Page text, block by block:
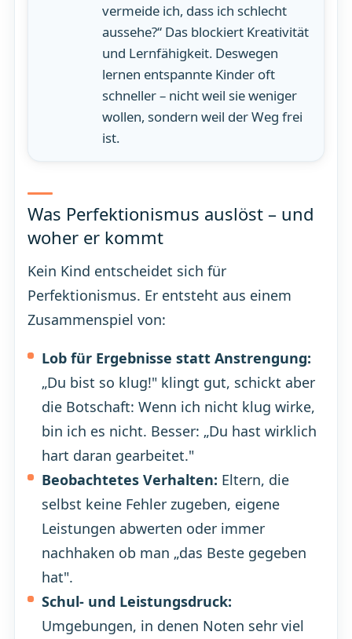
vermeide ich, dass ich schlecht
aussehe?“ Das blockiert Kreativität
und Lernfähigkeit. Deswegen
lernen entspannte Kinder oft
schneller – nicht weil sie weniger
wollen, sondern weil der Weg frei
ist.
Was Perfektionismus auslöst – und
woher er kommt
Kein Kind entscheidet sich für
Perfektionismus. Er entsteht aus einem
Zusammenspiel von:
Lob für Ergebnisse statt Anstrengung:
„Du bist so klug!" klingt gut, schickt aber
die Botschaft: Wenn ich nicht klug wirke,
bin ich es nicht. Besser: „Du hast wirklich
hart daran gearbeitet."
Beobachtetes Verhalten: Eltern, die
selbst keine Fehler zugeben, eigene
Leistungen abwerten oder immer
nachhaken ob man „das Beste gegeben
hat".
Schul- und Leistungsdruck:
Umgebungen, in denen Noten sehr viel